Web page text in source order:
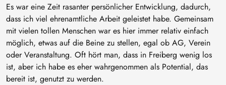
Es war eine Zeit rasanter persönlicher Entwicklung, dadurch,
dass ich viel ehrenamtliche Arbeit geleistet habe. Gemeinsam
mit vielen tollen Menschen war es hier immer relativ einfach
möglich, etwas auf die Beine zu stellen, egal ob AG, Verein
oder Veranstaltung. Oft hört man, dass in Freiberg wenig los
ist, aber ich habe es eher wahrgenommen als Potential, das
bereit ist, genutzt zu werden.